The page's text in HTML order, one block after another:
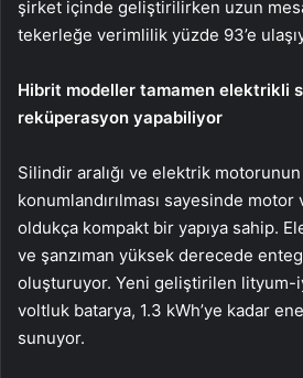
şirket içinde geliştirilirken uzun
tekerleğe verimlilik yüzde 93’e
Hibrit modeller tamamen elektrikli
reküperasyon yapabiliyor
Silindir aralığı ve elektrik
konumlandırılması sayesinde motor
oldukça kompakt bir yapıya sahip.
ve şanzıman yüksek derecede
oluşturuyor. Yeni geliştirilen
voltluk batarya, 1.3 kWh’ye kadar
sunuyor.